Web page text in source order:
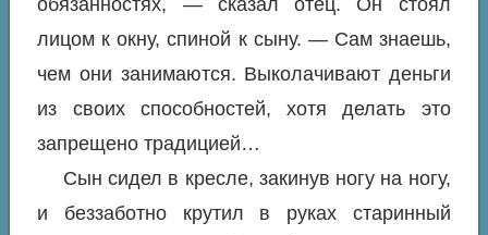
лицом к окну, спиной к сыну. — Сам знаешь,
чем они занимаются. Выколачивают деньги
из своих способностей, хотя делать это
запрещено традицией…
Сын сидел в кресле, закинув ногу на ногу,
и беззаботно крутил в руках старинный